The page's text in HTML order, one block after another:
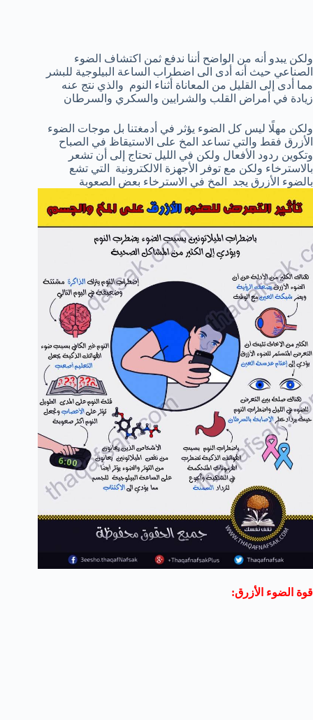
ولكن يبدو أنه من الواضح أننا ندفع ثمن اكتشاف الضوء
الصناعي حيث أنه أدى الى اضطراب الساعة البيلوجية للبشر
مما أدى إلى القليل من المعاناة أثناء النوم والذي نتج عنه
زيادة في أمراض القلب والشرايين والسكري والسرطان
ولكن مهلًا ليس كل الضوء يؤثر في أدمغتنا بل موجات الضوء
الأزرق فقط والتي تساعد المخ على الاستيقاظ في الصباح
وتكوين ردود الأفعال ولكن في الليل تحتاج إلى أن تشعر
بالاسترخاء ولكن مع توفر الأجهزة الالكترونية التي تشع
بالضوء الأزرق يجد المخ في الاسترخاء بعض الصعوبة
قوة الضوء الأزرق: